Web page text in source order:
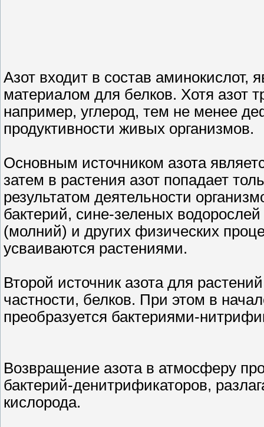
Азот входит в состав
материалом для белков. Хотя азот
например, углерод, тем не менее
продуктивности живых организмов.
Основным источником азота
затем в растения азот попадает
результатом деятельности
бактерий, сине-зеленых
(молний) и других физических
усваиваются растениями.
Второй источник азота для
частности, белков. При этом в
преобразуется бактериями-
Возвращение азота в атмосферу
бактерий-денитрификаторов,
кислорода.